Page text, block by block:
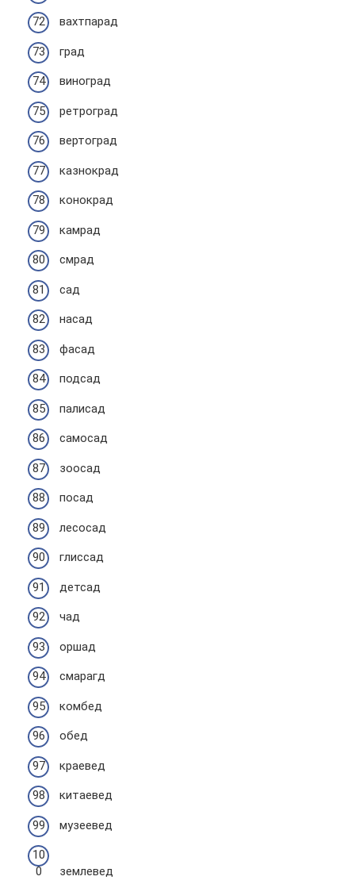
вахтпарад
град
виноград
ретроград
вертоград
казнокрад
конокрад
камрад
смрад
сад
насад
фасад
подсад
палисад
самосад
зоосад
посад
лесосад
глиссад
детсад
чад
оршад
смарагд
комбед
обед
краевед
китаевед
музеевед
землевед